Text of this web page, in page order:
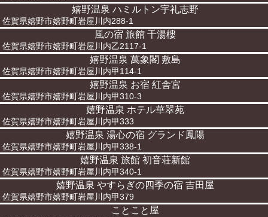
嬉野温泉 ハミルトン宇礼志野
佐賀県嬉野市嬉野町岩屋川内288-1
風の宿 旅館 千湯樓
佐賀県嬉野市嬉野町岩屋川内乙2117-1
嬉野温泉 萬象閣 敷島
佐賀県嬉野市嬉野町岩屋川内甲114-1
嬉野温泉 お宿 紅舎宮
佐賀県嬉野市嬉野町岩屋川内甲310-3
嬉野温泉 ホテル華翠苑
佐賀県嬉野市嬉野町岩屋川内甲333
嬉野温泉 湯心の宿 グランド鳳陽
佐賀県嬉野市嬉野町岩屋川内甲338-1
嬉野温泉 旅館 初音荘新館
佐賀県嬉野市嬉野町岩屋川内甲340-1
嬉野温泉 やすらぎの四季の宿 吉田屋
佐賀県嬉野市嬉野町岩屋川内甲379
ことこと屋